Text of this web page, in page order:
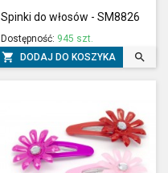
Spinki do włosów - SM8826
Dostępność: 945 szt.
 DODAJ DO KOSZYKA 